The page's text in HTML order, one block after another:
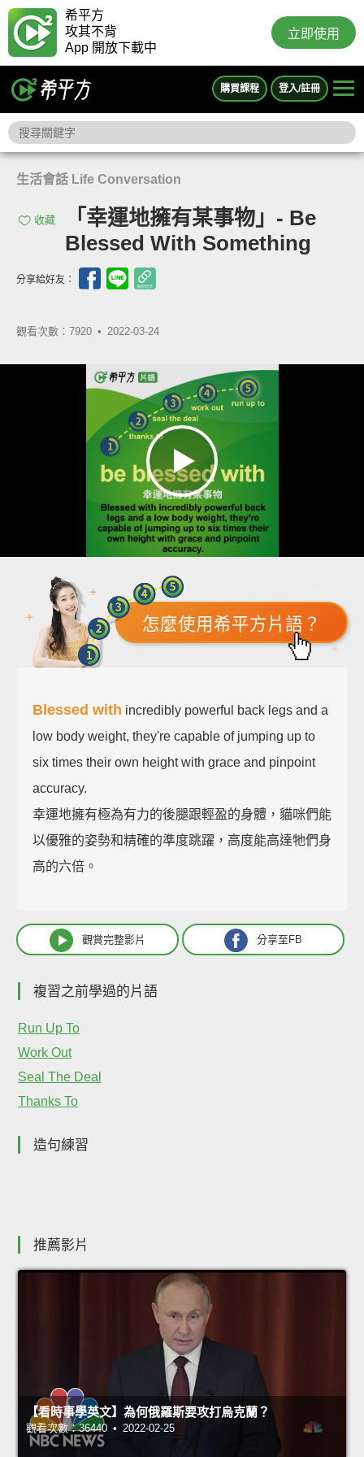
希平方
攻其不背
App 開放下載中
立即使用
購買課程 登入/註冊
生活會話 Life Conversation
收藏
「幸運地擁有某事物」- Be
Blessed With Something
分享給好友：
觀看次數：7920 • 2022-03-24
怎麼使用希平方片語？
Blessed with incredibly powerful back legs and a
low body weight, they're capable of jumping up to
six times their own height with grace and pinpoint
accuracy.
幸運地擁有極為有力的後腿跟輕盈的身體，貓咪們能
以優雅的姿勢和精確的準度跳躍，高度能高達牠們身
高的六倍。
觀賞完整影片 分享至FB
複習之前學過的片語
Run Up To
Work Out
Seal The Deal
Thanks To
造句練習
推薦影片
【看時事學英文】為何俄羅斯要攻打烏克蘭？
觀看次數：36440 • 2022-02-25